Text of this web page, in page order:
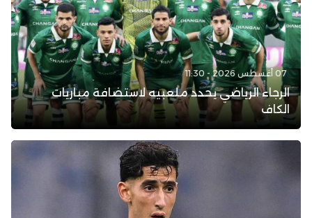
07 أغسطس 2026 - 11:30
الرجاء الرياضي يحدد ملعبيه لاستضافة مباريات
الكاف